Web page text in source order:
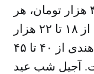
تهران از ۳۸ تا ۴۶ هزار تومان، هر کیلوگرم پسته خام اکبری از ۴۰ تا ۴۵ هزار تومان، هر
کیلوگرم بادام آمریکایی از ۴۰ تا ۴۶ هزار تومان، هر کیلوگرم فندق از ۱۸ تا ۲۲ هزار
تومان، هر کیلوگرم مغز فندق از ۳۵ تا ۳۹ هزار تومان، هر کیلوگرم بادام هندی از ۴۰ تا ۴۵
۱۷ تا ۲۳ هزار تومان است. آجیل شب عید